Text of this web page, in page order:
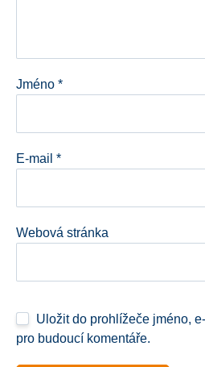
Jméno *
E-mail *
Webová stránka
Uložit do prohlížeče jméno,
pro budoucí komentáře.